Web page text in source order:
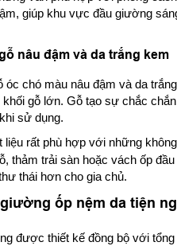
giúp khu vực đầu giường
nâu đậm và da trắng kem
óc chó màu nâu đậm và da
gỗ lớn. Gỗ tạo sự chắc
sử dụng.
rất phù hợp với những
thảm trải sàn hoặc vách ốp
thái hơn cho gia chủ.
ốp nệm da tiện
được thiết kế đồng bộ với